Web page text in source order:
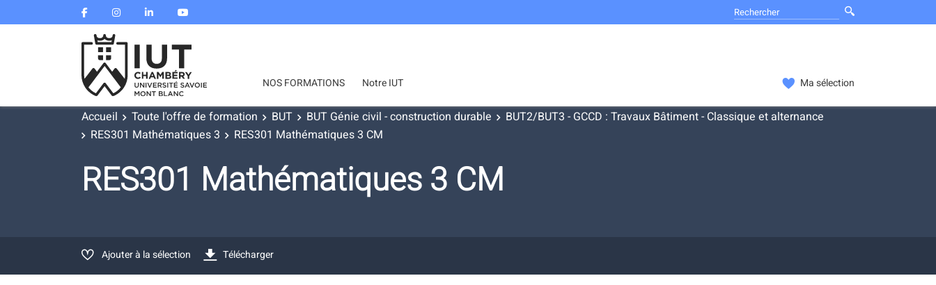
NOS FORMATIONS Notre IUT Ma sélection
Accueil Toute l'offre de formation BUT BUT Génie civil - construction durable
BUT2/BUT3 - GCCD : Travaux Bâtiment - Classique et alternance
RES301 Mathématiques 3
RES301 Mathématiques 3 CM
RES301 Mathématiques 3 CM
Ajouter à la sélection Télécharger